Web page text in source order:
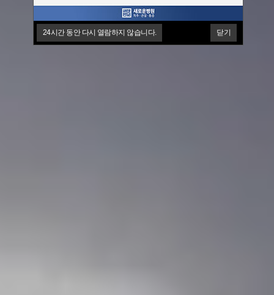
24시간 동안 다시 열람하지 않습니다. 닫기
24시간 동안 다시 열람하지 않습니다. 닫기
24시간 동안 다시 열람하지 않습니다. 닫기
24시간 동안 다시 열람하지 않습니다.
24시간 동안 다시 열람하지 않습니다.